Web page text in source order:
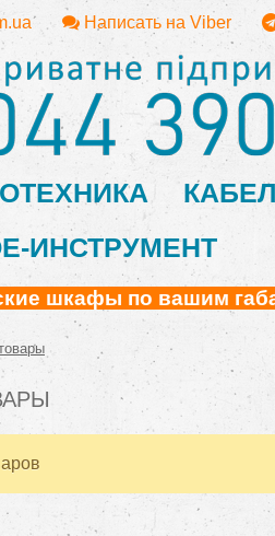
Написать на Viber
ИНСТРУМЕНТ
шкафы по вашим